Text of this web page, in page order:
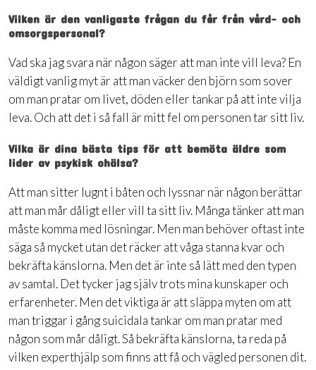
Vilken är den vanligaste frågan du får från vård- och
omsorgspersonal?
Vad ska jag svara när någon säger att man inte vill leva? En
väldigt vanlig myt är att man väcker den björn som sover
om man pratar om livet, döden eller tankar på att inte vilja
leva. Och att det i så fall är mitt fel om personen tar sitt liv.
Vilka är dina bästa tips för att bemöta äldre som
lider av psykisk ohälsa?
Att man sitter lugnt i båten och lyssnar när någon berättar
att man mår dåligt eller vill ta sitt liv. Många tänker att man
måste komma med lösningar. Men man behöver oftast inte
säga så mycket utan det räcker att våga stanna kvar och
bekräfta känslorna. Men det är inte så lätt med den typen
av samtal. Det tycker jag själv trots mina kunskaper och
erfarenheter. Men det viktiga är att släppa myten om att
man triggar i gång suicidala tankar om man pratar med
någon som mår dåligt. Så bekräfta känslorna, ta reda på
vilken experthjälp som finns att få och vägled personen dit.